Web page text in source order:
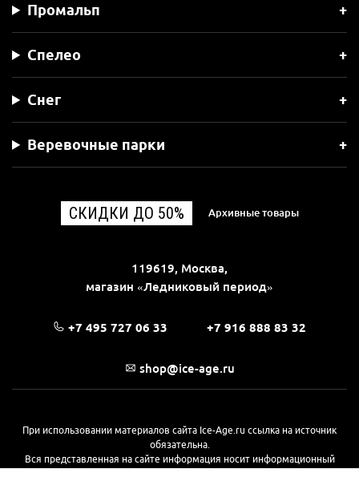
Промальп
Спелео
Снег
Веревочные парки
СКИДКИ ДО 50% Архивные товары
119619, Москва,
магазин «Ледниковый период»
+7 495 727 06 33 +7 916 888 83 32
shop@ice-age.ru
При использовании материалов сайта Ice-Age.ru ссылка на источник
обязательна.
Вся представленная на сайте информация носит информационный